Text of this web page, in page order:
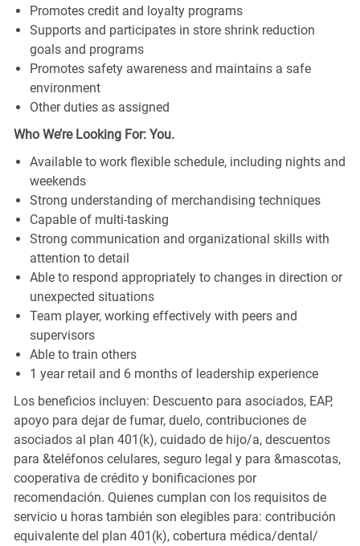
Promotes credit and loyalty programs
Supports and participates in store shrink reduction
goals and programs
Promotes safety awareness and maintains a safe
environment
Other duties as assigned
Who We’re Looking For: You.
Available to work flexible schedule, including nights and
weekends
Strong understanding of merchandising techniques
Capable of multi-tasking
Strong communication and organizational skills with
attention to detail
Able to respond appropriately to changes in direction or
unexpected situations
Team player, working effectively with peers and
supervisors
Able to train others
1 year retail and 6 months of leadership experience
Los beneficios incluyen: Descuento para asociados, EAP,
apoyo para dejar de fumar, duelo, contribuciones de
asociados al plan 401(k), cuidado de hijo/a, descuentos
para &teléfonos celulares, seguro legal y para &mascotas,
cooperativa de crédito y bonificaciones por
recomendación. Quienes cumplan con los requisitos de
servicio u horas también son elegibles para: contribución
equivalente del plan 401(k), cobertura médica/dental/